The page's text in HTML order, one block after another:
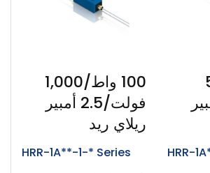
أمبير
HRR-
100 واط/1,000
فولت/2.5 أمبير
ريلاي ريد
HRR-1A**-1-* Series